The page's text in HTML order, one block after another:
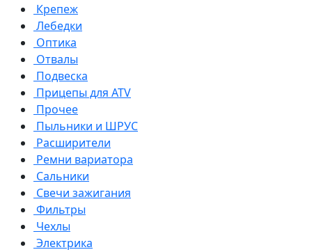
Крепеж
Лебедки
Оптика
Отвалы
Подвеска
Прицепы для ATV
Прочее
Пыльники и ШРУС
Расширители
Ремни вариатора
Сальники
Свечи зажигания
Фильтры
Чехлы
Электрика